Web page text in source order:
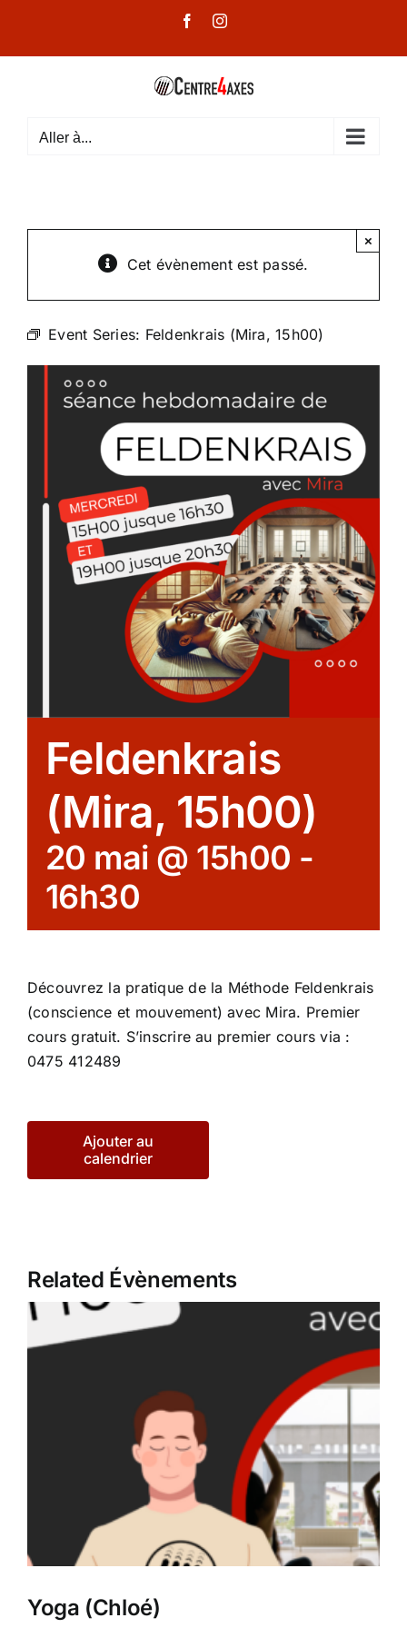
contenu
FacebookInstagram
Aller à...
Cet évènement est passé.
×
Event Series: Feldenkrais (Mira, 15h00)
Feldenkrais
(Mira, 15h00)
20 mai @ 15h00 -
16h30
Découvrez la pratique de la Méthode Feldenkrais
(conscience et mouvement) avec Mira. Premier
cours gratuit. S’inscrire au premier cours via :
0475 412489
Ajouter au
calendrier
Related Évènements
Yoga (Chloé)